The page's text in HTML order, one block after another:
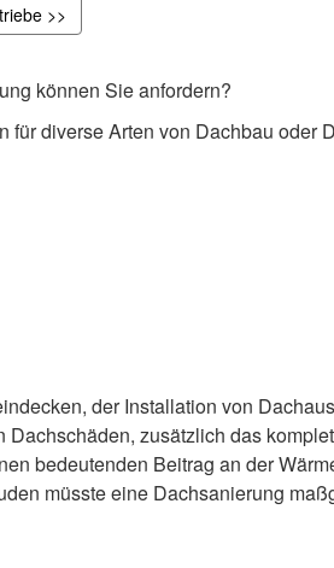
>>
können Sie anfordern?
diverse Arten von Dachbau oder
der Installation von
zusätzlich das
bedeutenden Beitrag an der
müsste eine Dachsanierung